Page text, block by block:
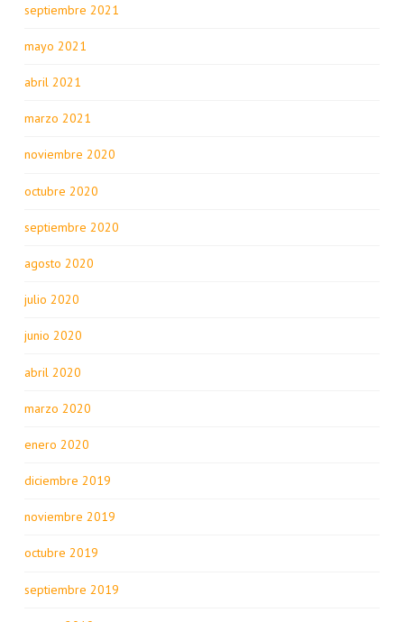
septiembre 2021
mayo 2021
abril 2021
marzo 2021
noviembre 2020
octubre 2020
septiembre 2020
agosto 2020
julio 2020
junio 2020
abril 2020
marzo 2020
enero 2020
diciembre 2019
noviembre 2019
octubre 2019
septiembre 2019